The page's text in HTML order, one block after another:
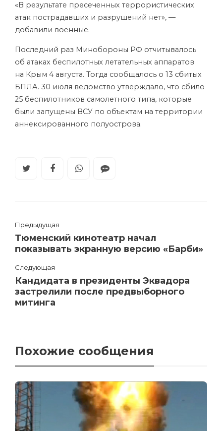
«В результате пресеченных террористических
атак пострадавших и разрушений нет», —
добавили военные.
Последний раз Минобороны РФ отчитывалось
об атаках беспилотных летательных аппаратов
на Крым 4 августа. Тогда сообщалось о 13 сбитых
БПЛА. 30 июля ведомство утверждало, что сбило
25 беспилотников самолетного типа, которые
были запущены ВСУ по объектам на территории
аннексированного полуострова.
Предыдущая
Тюменский кинотеатр начал
показывать экранную версию «Барби»
Следующая
Кандидата в президенты Эквадора
застрелили после предвыборного
митинга
Похожие сообщения